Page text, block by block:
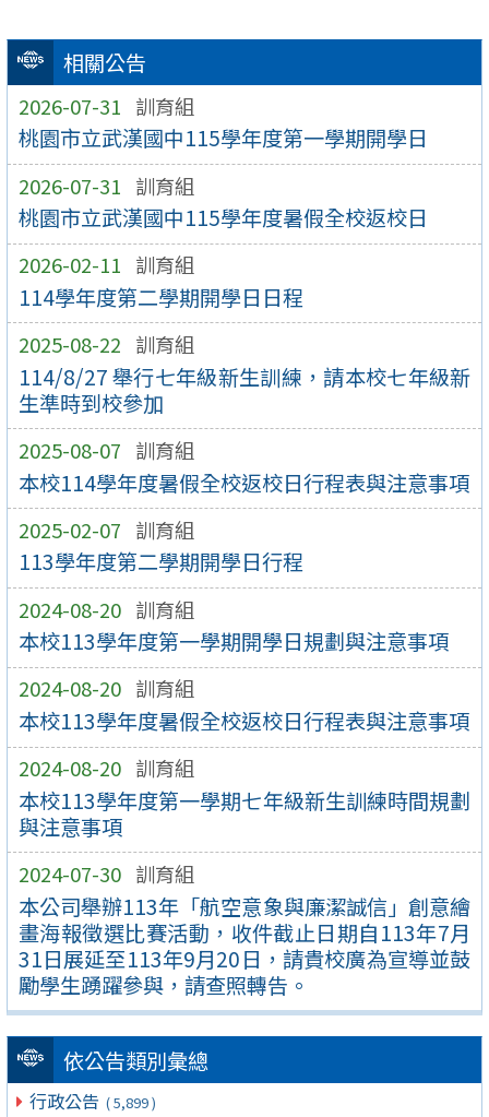
相關公告
2026-07-31 訓育組
桃園市立武漢國中115學年度第一學期開學日
2026-07-31 訓育組
桃園市立武漢國中115學年度暑假全校返校日
2026-02-11 訓育組
114學年度第二學期開學日日程
2025-08-22 訓育組
114/8/27 舉行七年級新生訓練，請本校七年級新
生準時到校參加
2025-08-07 訓育組
本校114學年度暑假全校返校日行程表與注意事項
2025-02-07 訓育組
113學年度第二學期開學日行程
2024-08-20 訓育組
本校113學年度第一學期開學日規劃與注意事項
2024-08-20 訓育組
本校113學年度暑假全校返校日行程表與注意事項
2024-08-20 訓育組
本校113學年度第一學期七年級新生訓練時間規劃
與注意事項
2024-07-30 訓育組
本公司舉辦113年「航空意象與廉潔誠信」創意繪
畫海報徵選比賽活動，收件截止日期自113年7月
31日展延至113年9月20日，請貴校廣為宣導並鼓
勵學生踴躍參與，請查照轉告。
依公告類別彙總
行政公告 ( 5,899 )